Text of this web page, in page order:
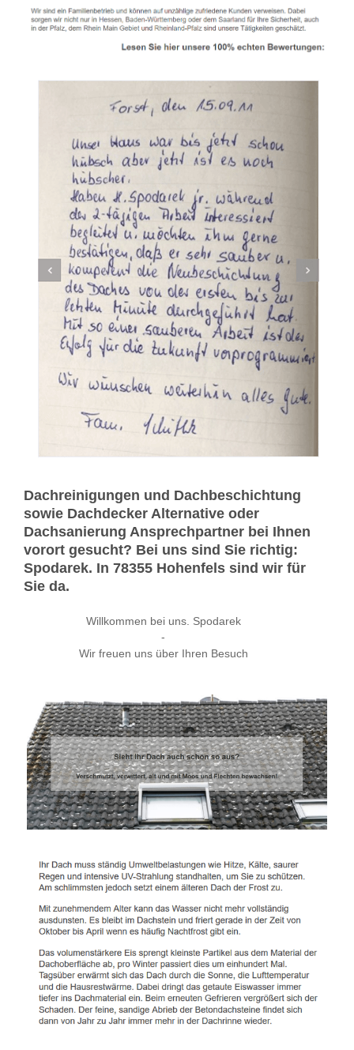
Dachreinigungen und Dachbeschichtung
sowie Dachdecker Alternative oder
Dachsanierung Ansprechpartner bei Ihnen
vorort gesucht? Bei uns sind Sie richtig:
Spodarek. In 78355 Hohenfels sind wir für
Sie da.
Willkommen bei uns. Spodarek
-
Wir freuen uns über Ihren Besuch